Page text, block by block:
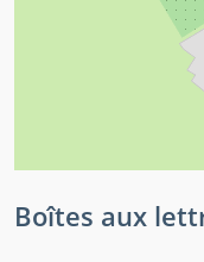
Boîtes aux